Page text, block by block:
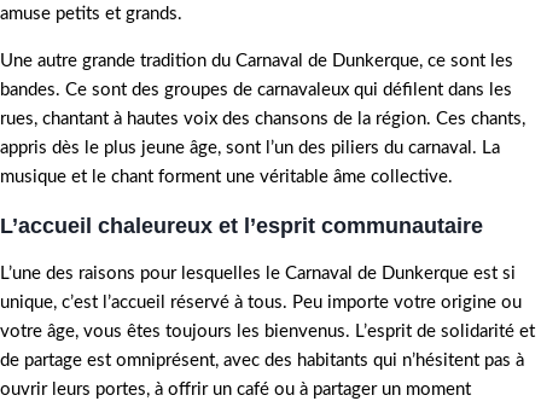
amuse petits et grands.
Une autre grande tradition du Carnaval de Dunkerque, ce sont les
bandes. Ce sont des groupes de carnavaleux qui défilent dans les
rues, chantant à hautes voix des chansons de la région. Ces chants,
appris dès le plus jeune âge, sont l’un des piliers du carnaval. La
musique et le chant forment une véritable âme collective.
L’accueil chaleureux et l’esprit communautaire
L’une des raisons pour lesquelles le Carnaval de Dunkerque est si
unique, c’est l’accueil réservé à tous. Peu importe votre origine ou
votre âge, vous êtes toujours les bienvenus. L’esprit de solidarité et
de partage est omniprésent, avec des habitants qui n’hésitent pas à
ouvrir leurs portes, à offrir un café ou à partager un moment